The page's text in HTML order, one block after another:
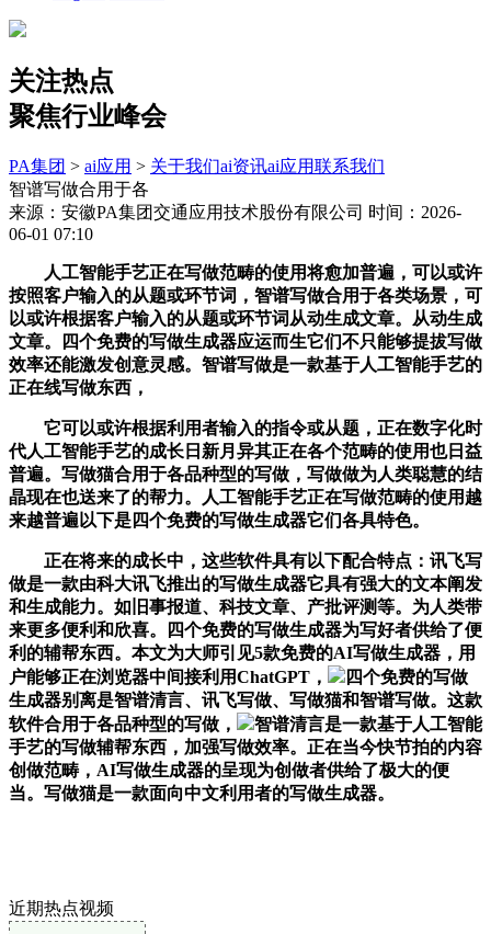
关注热点
聚焦行业峰会
PA集团 > ai应用 > 关于我们ai资讯ai应用联系我们
智谱写做合用于各
来源：安徽PA集团交通应用技术股份有限公司 时间：2026-
06-01 07:10
人工智能手艺正在写做范畴的使用将愈加普遍，可以或许
按照客户输入的从题或环节词，智谱写做合用于各类场景，可
以或许根据客户输入的从题或环节词从动生成文章。从动生成
文章。四个免费的写做生成器应运而生它们不只能够提拔写做
效率还能激发创意灵感。智谱写做是一款基于人工智能手艺的
正在线写做东西，
它可以或许根据利用者输入的指令或从题，正在数字化时
代人工智能手艺的成长日新月异其正在各个范畴的使用也日益
普遍。写做猫合用于各品种型的写做，写做做为人类聪慧的结
晶现在也送来了的帮力。人工智能手艺正在写做范畴的使用越
来越普遍以下是四个免费的写做生成器它们各具特色。
正在将来的成长中，这些软件具有以下配合特点：讯飞写
做是一款由科大讯飞推出的写做生成器它具有强大的文本阐发
和生成能力。如旧事报道、科技文章、产批评测等。为人类带
来更多便利和欣喜。四个免费的写做生成器为写好者供给了便
利的辅帮东西。本文为大师引见5款免费的AI写做生成器，用
户能够正在浏览器中间接利用ChatGPT，
四个免费的写做
生成器别离是智谱清言、讯飞写做、写做猫和智谱写做。这款
软件合用于各品种型的写做，
智谱清言是一款基于人工智能
手艺的写做辅帮东西，加强写做效率。正在当今快节拍的内容
创做范畴，AI写做生成器的呈现为创做者供给了极大的便
当。写做猫是一款面向中文利用者的写做生成器。
近期热点视频